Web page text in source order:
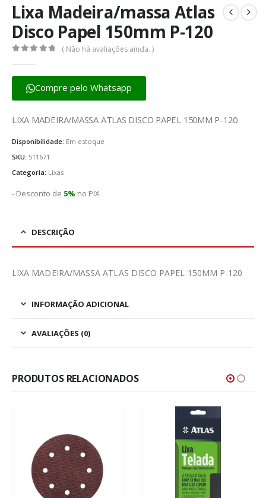
Lixa Madeira/massa Atlas
Disco Papel 150mm P-120
( Não há avaliações ainda. )
Compre pelo Whatsapp
LIXA MADEIRA/MASSA ATLAS DISCO PAPEL 150MM P-120
Disponibilidade: Em estoque
SKU: 511671
Categoria: Lixas
- Desconto de 5% no PIX
DESCRIÇÃO
LIXA MADEIRA/MASSA ATLAS DISCO PAPEL 150MM P-120
INFORMAÇÃO ADICIONAL
AVALIAÇÕES (0)
PRODUTOS RELACIONADOS